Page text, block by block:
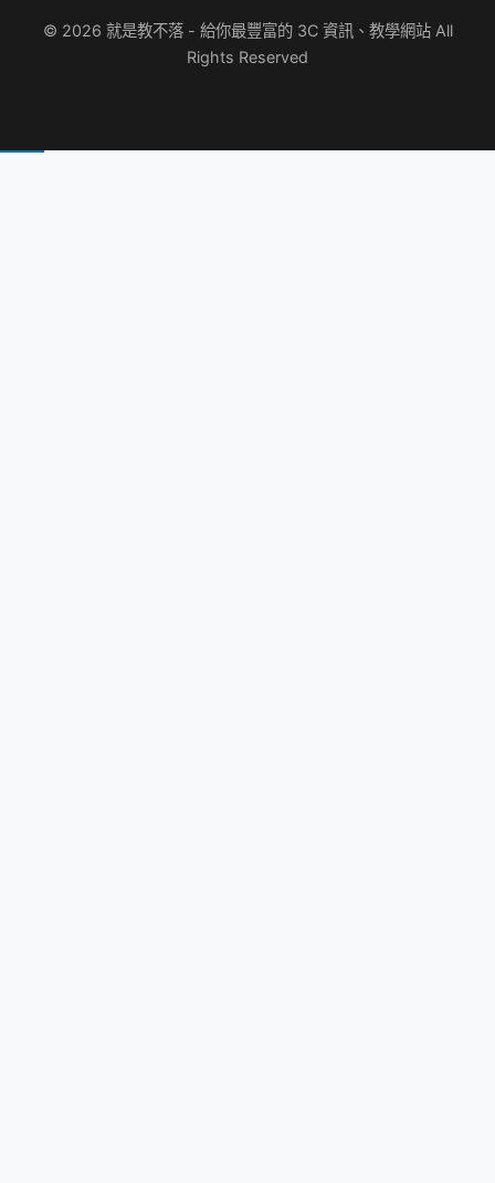
© 2026 就是教不落 - 給你最豐富的 3C 資訊、教學網站 All
Rights Reserved